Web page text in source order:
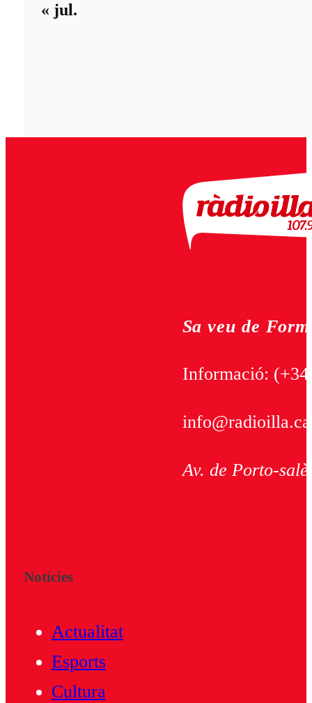
« jul.
Sa veu de
Informació:
Av. de Porto-
Notícies
Actualitat
Esports
Cultura